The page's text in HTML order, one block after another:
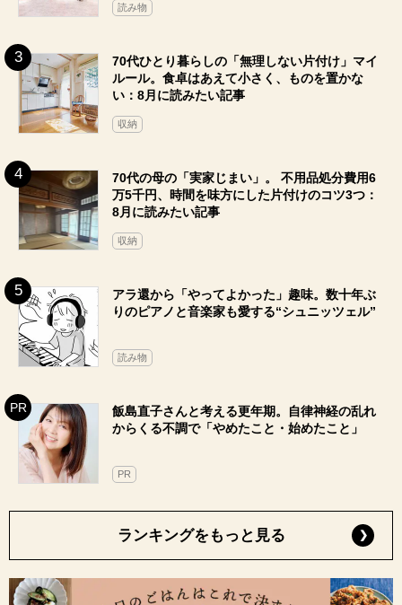
読み物
70代ひとり暮らしの「無理しない片付け」マイ
ルール。食卓はあえて小さく、ものを置かな
い：8月に読みたい記事
収納
70代の母の「実家じまい」。 不用品処分費用6
万5千円、時間を味方にした片付けのコツ3つ：
8月に読みたい記事
収納
アラ還から「やってよかった」趣味。数十年ぶ
りのピアノと音楽家も愛する“シュニッツェル”
読み物
飯島直子さんと考える更年期。自律神経の乱れ
からくる不調で「やめたこと・始めたこと」
PR
ランキングをもっと見る